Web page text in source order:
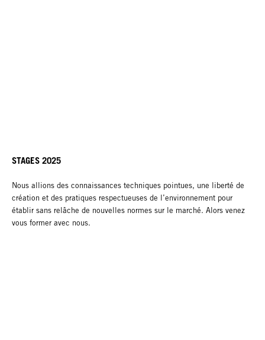
STAGES 2025
Nous allions des connaissances techniques pointues, une liberté de
création et des pratiques respectueuses de l’environnement pour
établir sans relâche de nouvelles normes sur le marché. Alors venez
vous former avec nous.